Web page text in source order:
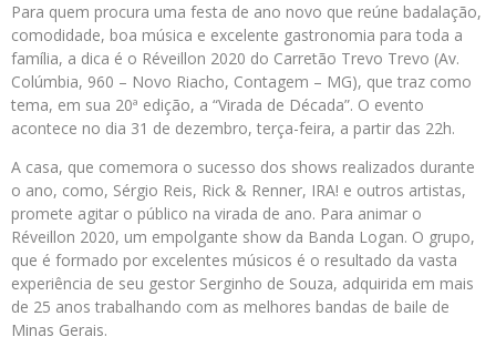
Para quem procura uma festa de ano novo que reúne badalação,
comodidade, boa música e excelente gastronomia para toda a
família, a dica é o Réveillon 2020 do Carretão Trevo Trevo (Av.
Colúmbia, 960 – Novo Riacho, Contagem – MG), que traz como
tema, em sua 20ª edição, a “Virada de Década”. O evento
acontece no dia 31 de dezembro, terça-feira, a partir das 22h.
A casa, que comemora o sucesso dos shows realizados durante
o ano, como, Sérgio Reis, Rick & Renner, IRA! e outros artistas,
promete agitar o público na virada de ano. Para animar o
Réveillon 2020, um empolgante show da Banda Logan. O grupo,
que é formado por excelentes músicos é o resultado da vasta
experiência de seu gestor Serginho de Souza, adquirida em mais
de 25 anos trabalhando com as melhores bandas de baile de
Minas Gerais.